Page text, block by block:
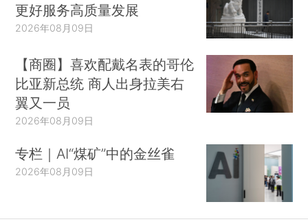
更好服务高质量发展
2026年08月09日
【商圈】喜欢配戴名表的哥伦
比亚新总统 商人出身拉美右
翼又一员
2026年08月09日
专栏｜AI“煤矿”中的金丝雀
2026年08月09日